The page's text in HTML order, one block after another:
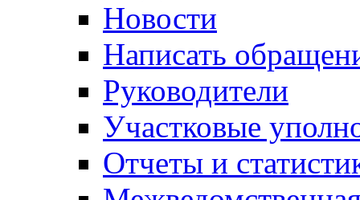
Новости
Написать
Руководители
Участковые
Отчеты и